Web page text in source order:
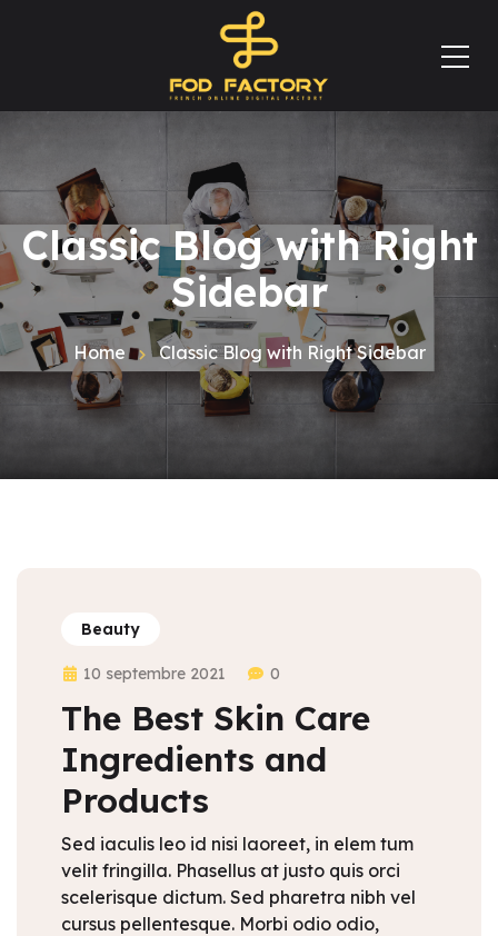
Classic Blog with Right
Sidebar
Home Classic Blog with Right Sidebar
Beauty
10 septembre 2021 0
The Best Skin Care
Ingredients and
Products
Sed iaculis leo id nisi laoreet, in elem tum
velit fringilla. Phasellus at justo quis orci
scelerisque dictum. Sed pharetra nibh vel
cursus pellentesque. Morbi odio odio,